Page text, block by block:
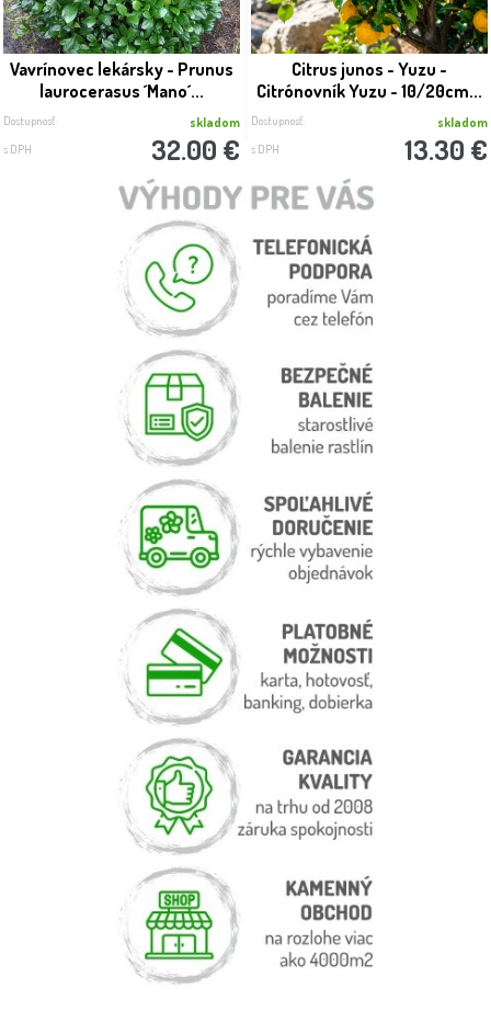
Vavrínovec lekársky - Prunus
laurocerasus ´Mano´...
Dostupnosť: skladom
s DPH 32.00 €
Citrus junos - Yuzu -
Citrónovník Yuzu - 10/20cm...
Dostupnosť: skladom
s DPH 13.30 €